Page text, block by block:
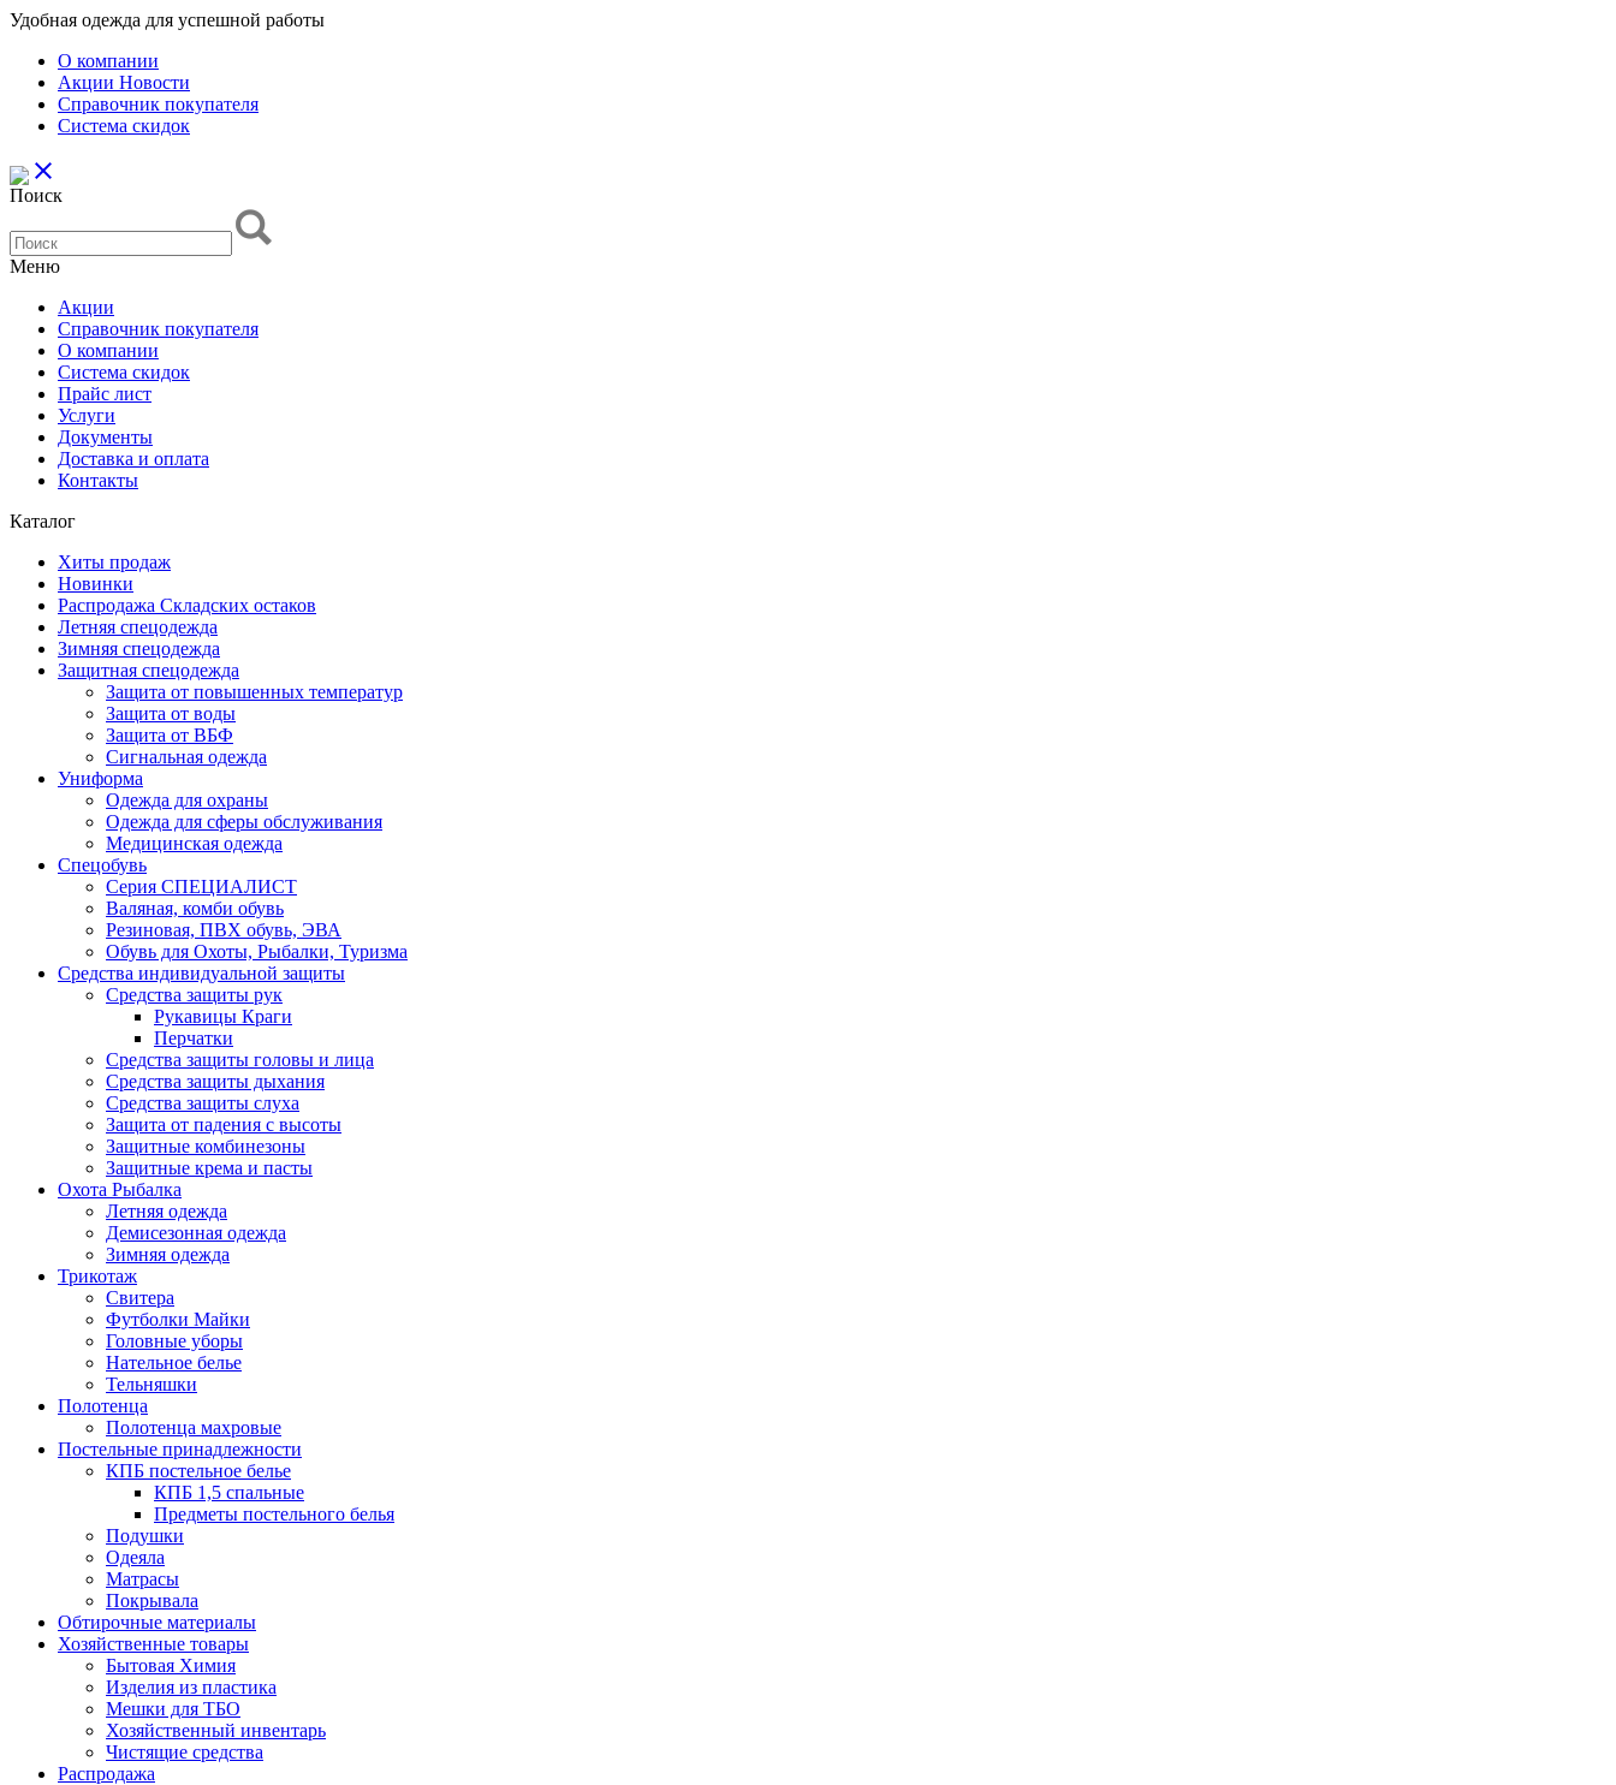
Удобная одежда для успешной работы
О компании
Aкции Новости
Справочник покупателя
Система скидок
close
Поиск
Меню
Aкции
Справочник покупателя
О компании
Система скидок
Прайс лист
Услуги
Документы
Доставка и оплата
Контакты
Каталог
Хиты продаж
Новинки
Распродажа Складских остаков
Летняя спецодежда
Зимняя спецодежда
Защитная спецодежда
Защита от повышенных температур
Защита от воды
Защита от ВБФ
Сигнальная одежда
Униформа
Одежда для охраны
Одежда для сферы обслуживания
Медицинская одежда
Спецобувь
Серия СПЕЦИАЛИСТ
Валяная, комби обувь
Резиновая, ПВХ обувь, ЭВА
Обувь для Охоты, Рыбалки, Туризма
Средства индивидуальной защиты
Средства защиты рук
Рукавицы Краги
Перчатки
Средства защиты головы и лица
Средства защиты дыхания
Средства защиты слуха
Защита от падения с высоты
Защитные комбинезоны
Защитные крема и пасты
Охота Рыбалка
Летняя одежда
Демисезонная одежда
Зимняя одежда
Трикотаж
Свитера
Футболки Майки
Головные уборы
Нательное белье
Тельняшки
Полотенца
Полотенца махровые
Постельные принадлежности
КПБ постельное белье
КПБ 1,5 спальные
Предметы постельного белья
Подушки
Одеяла
Матрасы
Покрывала
Обтирочные материалы
Хозяйственные товары
Бытовая Химия
Изделия из пластика
Мешки для ТБО
Хозяйственный инвентарь
Чистящие средства
Распродажа